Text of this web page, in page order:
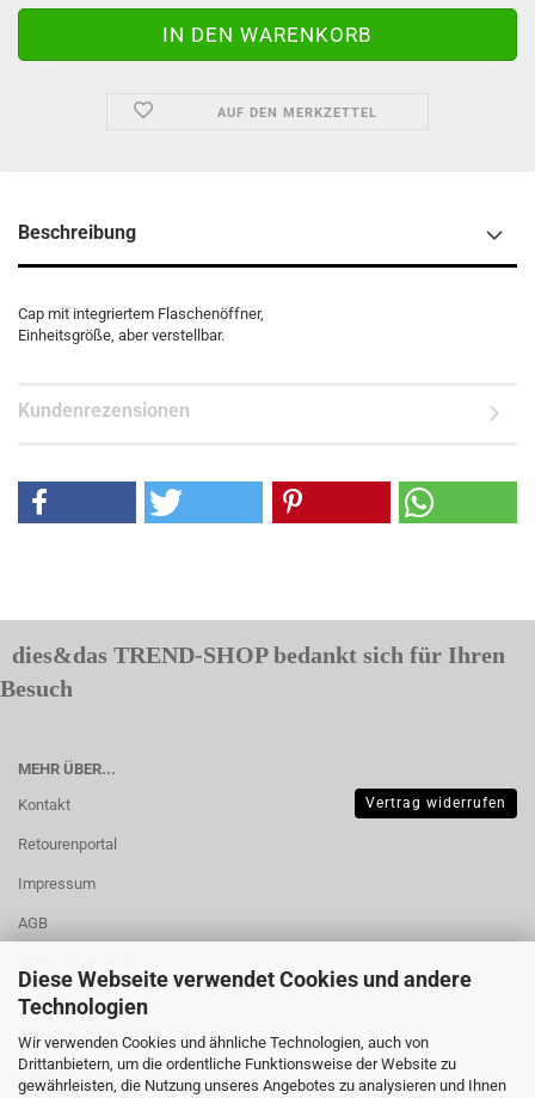
Diese Webseite verwendet Cookies und andere
Technologien
Wir verwenden Cookies und ähnliche Technologien, auch von
Drittanbietern, um die ordentliche Funktionsweise der Website zu
gewährleisten, die Nutzung unseres Angebotes zu analysieren und Ihnen
AUF DEN MERKZETTEL
Beschreibung
Cap mit integriertem Flaschenöffner,
Einheitsgröße, aber verstellbar.
Kundenrezensionen
dies&das TREND-SHOP bedankt sich für Ihren
Besuch
MEHR ÜBER...
Kontakt
Retourenportal
Impressum
AGB
Muster-
Widerrufsformular
Versand- &
Vertrag widerrufen